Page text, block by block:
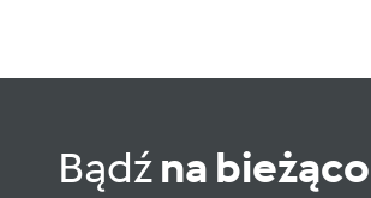
Bądźna bieżąco